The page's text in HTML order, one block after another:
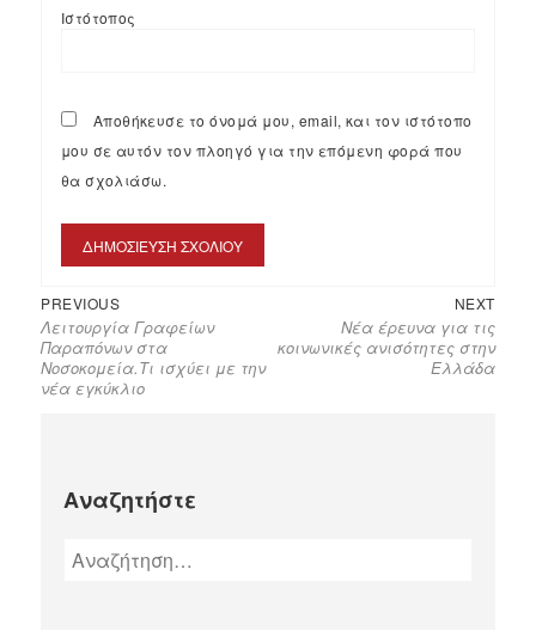
Ιστότοπος
Αποθήκευσε το όνομά μου, email, και τον ιστότοπο
μου σε αυτόν τον πλοηγό για την επόμενη φορά που
θα σχολιάσω.
PREVIOUS
Λειτουργία Γραφείων
Παραπόνων στα
Νοσοκομεία.Τι ισχύει με την
νέα εγκύκλιο
NEXT
Νέα έρευνα για τις
κοινωνικές ανισότητες στην
Ελλάδα
Αναζητήστε